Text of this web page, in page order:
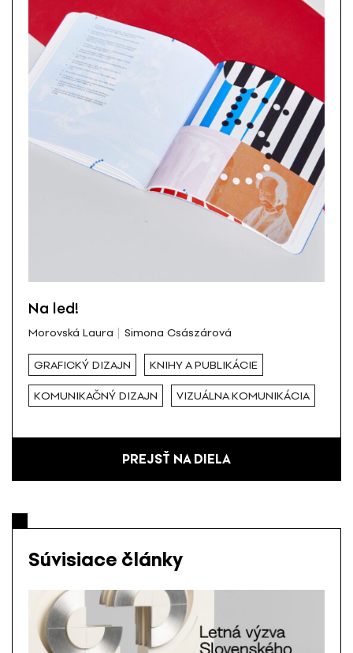
Na led!
Morovská Laura Simona Császárová
GRAFICKÝ DIZAJN KNIHY A PUBLIKÁCIE
KOMUNIKAČNÝ DIZAJN VIZUÁLNA KOMUNIKÁCIA
PREJSŤ NA DIELA
Súvisiace články